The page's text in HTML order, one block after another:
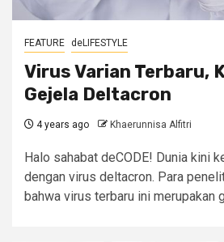
FEATURE deLIFESTYLE
Virus Varian Terbaru,
Gejela Deltacron
4 years ago Khaerunnisa Alfitri
Halo sahabat deCODE! Dunia kini
dengan virus deltacron. Para
bahwa virus terbaru ini merupakan